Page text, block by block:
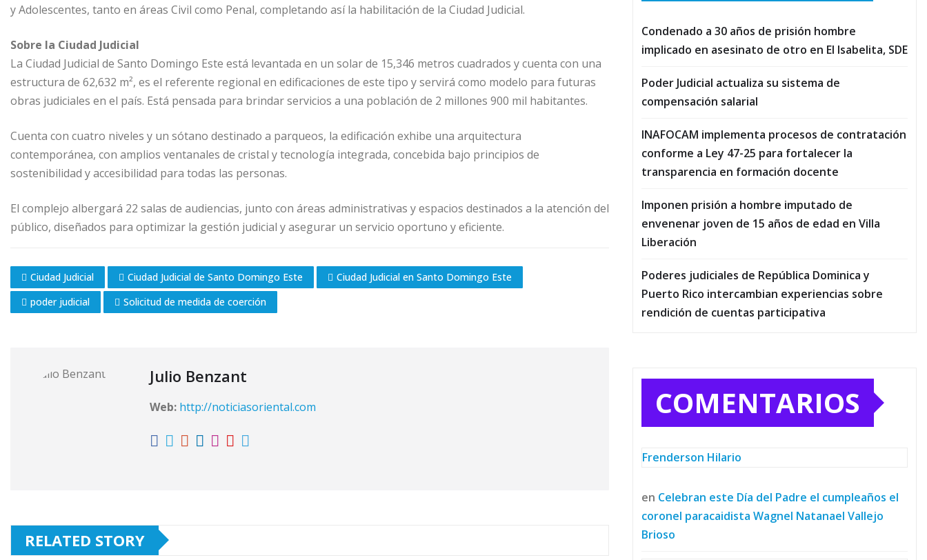
y Adolescentes, tanto en áreas Civil como Penal, completando así la habilitación de la Ciudad Judicial.
Sobre la Ciudad Judicial
La Ciudad Judicial de Santo Domingo Este está levantada en un solar de 15,346 metros cuadrados y cuenta con una
estructura de 62,632 m², es el referente regional en edificaciones de este tipo y servirá como modelo para futuras
obras judiciales en el país. Está pensada para brindar servicios a una población de 2 millones 900 mil habitantes.
Cuenta con cuatro niveles y un sótano destinado a parqueos, la edificación exhibe una arquitectura
contemporánea, con amplios ventanales de cristal y tecnología integrada, concebida bajo principios de
sostenibilidad y accesibilidad para todas las personas.
El complejo albergará 22 salas de audiencias, junto con áreas administrativas y espacios destinados a la atención del
público, diseñados para optimizar la gestión judicial y asegurar un servicio oportuno y eficiente.
Ciudad Judicial Ciudad Judicial de Santo Domingo Este
Ciudad Judicial en Santo Domingo Este
poder judicial
Solicitud de medida de coerción
Julio Benzant
Web: http://noticiasoriental.com
RELATED STORY
Condenado a 30 años de prisión hombre
implicado en asesinato de otro en El Isabelita, SDE
Poder Judicial actualiza su sistema de
compensación salarial
INAFOCAM implementa procesos de contratación
conforme a Ley 47-25 para fortalecer la
transparencia en formación docente
Imponen prisión a hombre imputado de
envenenar joven de 15 años de edad en Villa
Liberación
Poderes judiciales de República Dominica y
Puerto Rico intercambian experiencias sobre
rendición de cuentas participativa
COMENTARIOS
Frenderson Hilario
en Celebran este Día del Padre el cumpleaños el
coronel paracaidista Wagnel Natanael Vallejo
Brioso